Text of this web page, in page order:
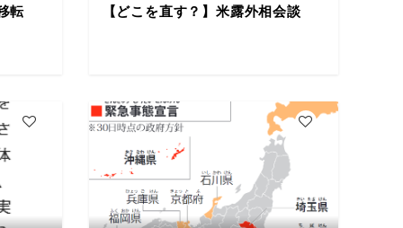
転 【どこを直す？】米露外相会談